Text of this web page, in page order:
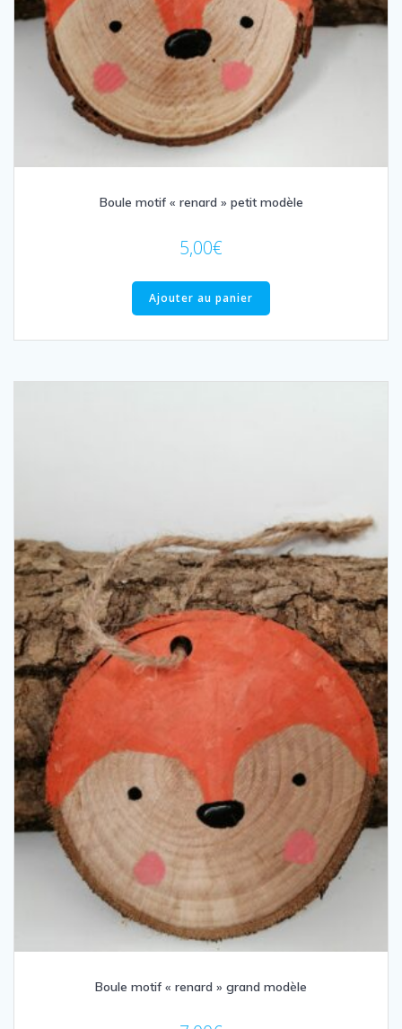
Boule motif « renard » petit modèle
5,00€
Ajouter au panier
Boule motif « renard » grand modèle